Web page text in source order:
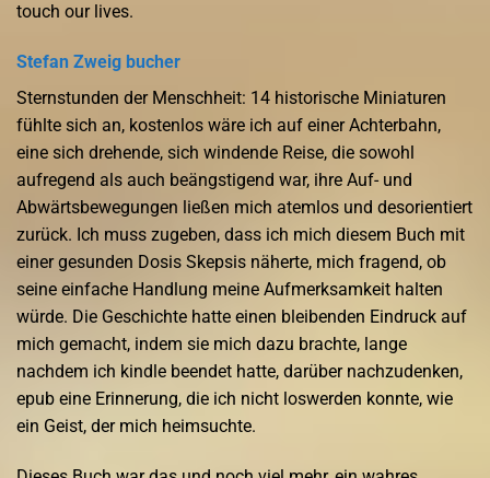
touch our lives.
Stefan Zweig bucher
Sternstunden der Menschheit: 14 historische Miniaturen
fühlte sich an, kostenlos wäre ich auf einer Achterbahn,
eine sich drehende, sich windende Reise, die sowohl
aufregend als auch beängstigend war, ihre Auf- und
Abwärtsbewegungen ließen mich atemlos und desorientiert
zurück. Ich muss zugeben, dass ich mich diesem Buch mit
einer gesunden Dosis Skepsis näherte, mich fragend, ob
seine einfache Handlung meine Aufmerksamkeit halten
würde. Die Geschichte hatte einen bleibenden Eindruck auf
mich gemacht, indem sie mich dazu brachte, lange
nachdem ich kindle beendet hatte, darüber nachzudenken,
epub eine Erinnerung, die ich nicht loswerden konnte, wie
ein Geist, der mich heimsuchte.